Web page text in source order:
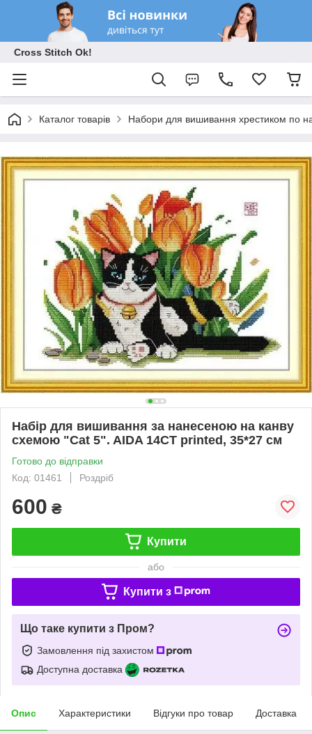
Cross Stitch Ok!
Каталог товарів Набори для вишивання хрестиком по
Набір для вишивання за нанесеною на канву
схемою "Cat 5". AIDA 14CT printed, 35*27 см
Готово до відправки
Код: 01461
Роздріб
600 ₴
Купити
або
Купити з
Що таке купити з Пром?
Замовлення під захистом
Доступна доставка
Опис Характеристики Відгуки про товар Доставка